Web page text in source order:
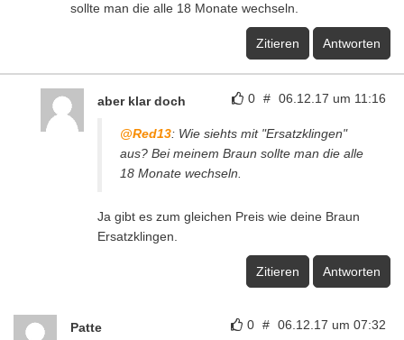
sollte man die alle 18 Monate wechseln.
Zitieren Antworten
0 # 06.12.17 um 11:16
aber klar doch
@Red13: Wie siehts mit "Ersatzklingen"
aus? Bei meinem Braun sollte man die alle
18 Monate wechseln.
Ja gibt es zum gleichen Preis wie deine Braun
Ersatzklingen.
Zitieren Antworten
0 # 06.12.17 um 07:32
Patte